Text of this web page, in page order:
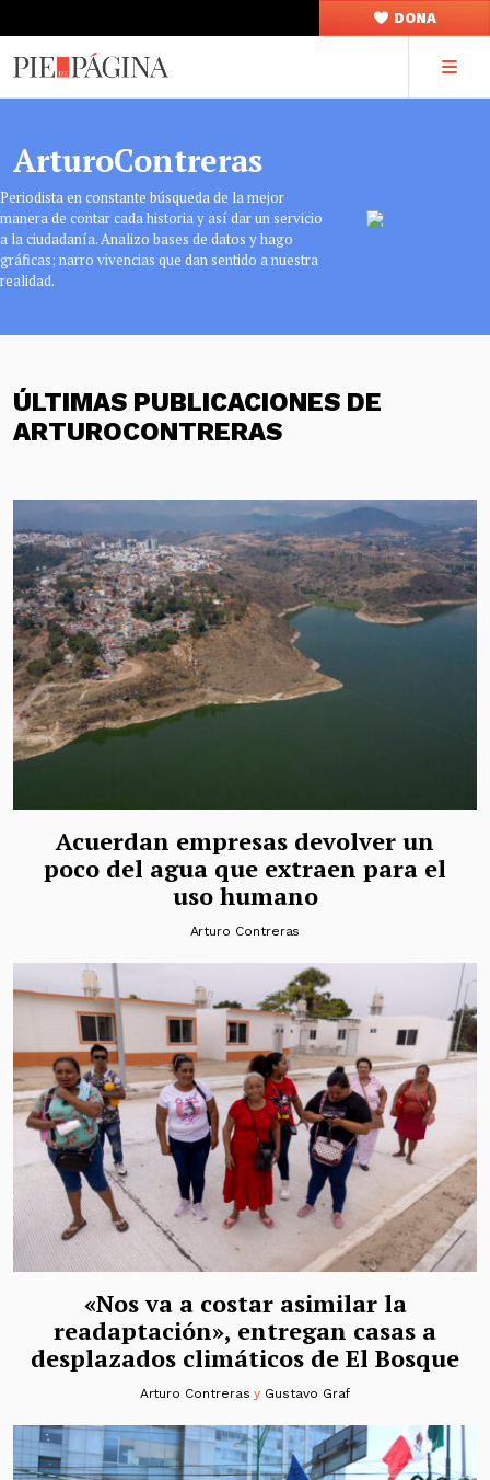
DONA
ArturoContreras
Periodista en constante búsqueda de la mejor
manera de contar cada historia y así dar un servicio
a la ciudadanía. Analizo bases de datos y hago
gráficas; narro vivencias que dan sentido a nuestra
realidad.
ÚLTIMAS PUBLICACIONES DE
ARTUROCONTRERAS
Acuerdan empresas devolver un
poco del agua que extraen para el
uso humano
Arturo Contreras
«Nos va a costar asimilar la
readaptación», entregan casas a
desplazados climáticos de El Bosque
Arturo Contreras y Gustavo Graf